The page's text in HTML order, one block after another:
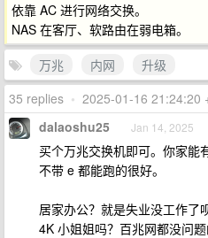
依靠 AC 进行网络交换。
NAS 在客厅、软路由在弱电箱。
万兆
内网
升级
35 replies • 2025-01-16 21:24:20
dalaoshu25 Jan 14, 2025
买个万兆交换机即可。你家能
不带 e 都能跑的很好。
居家办公？就是失业没工作了
4K 小姐姐吗？百兆网都没问题